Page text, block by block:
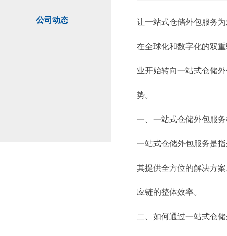
公司动态 让一站式仓储外包服务
在全球化和数字化的双
业开始转向一站式仓储
势。
一、一站式仓储外包服
一站式仓储外包服务是
其提供全方位的解决方
应链的整体效率。
二、如何通过一站式仓